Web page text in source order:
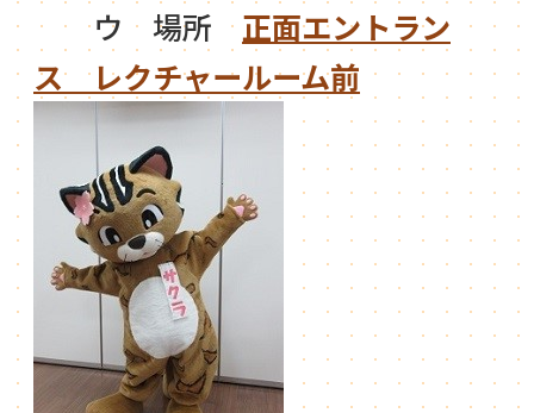
ウ 場所正面エントラン
ス レクチャールーム前